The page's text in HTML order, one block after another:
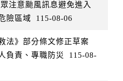
注意颱風訊息避免進入
險區域
115-08-06
法》部分條文修正草案
負責、專職防災
115-08-